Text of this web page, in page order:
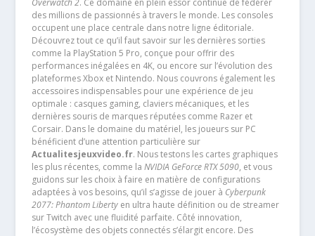
Overwatch 2. Ce domaine en plein essor continue de fédérer
des millions de passionnés à travers le monde. Les consoles
occupent une place centrale dans notre ligne éditoriale.
Découvrez tout ce qu’il faut savoir sur les dernières sorties
comme la PlayStation 5 Pro, conçue pour offrir des
performances inégalées en 4K, ou encore sur l’évolution des
plateformes Xbox et Nintendo. Nous couvrons également les
accessoires indispensables pour une expérience de jeu
optimale : casques gaming, claviers mécaniques, et les
dernières souris de marques réputées comme Razer et
Corsair. Dans le domaine du matériel, les joueurs sur PC
bénéficient d’une attention particulière sur
Actualitesjeuxvideo.fr. Nous testons les cartes graphiques
les plus récentes, comme la NVIDIA GeForce RTX 5090, et vous
guidons sur les choix à faire en matière de configurations
adaptées à vos besoins, qu’il s’agisse de jouer à Cyberpunk
2077: Phantom Libertyen ultra haute définition ou de streamer
sur Twitch avec une fluidité parfaite. Côté innovation,
l’écosystème des objets connectés s’élargit encore. Des